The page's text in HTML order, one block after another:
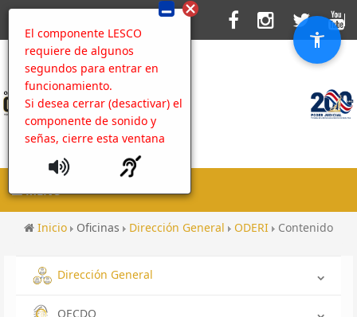
El componente LESCO
requiere de algunos
segundos para entrar en
funcionamiento.
Si desea cerrar (desactivar) el
componente de sonido y
señas, cierre esta ventana
MENU
Inicio Oficinas Dirección General ODERI Contenido
Dirección General
OECDO